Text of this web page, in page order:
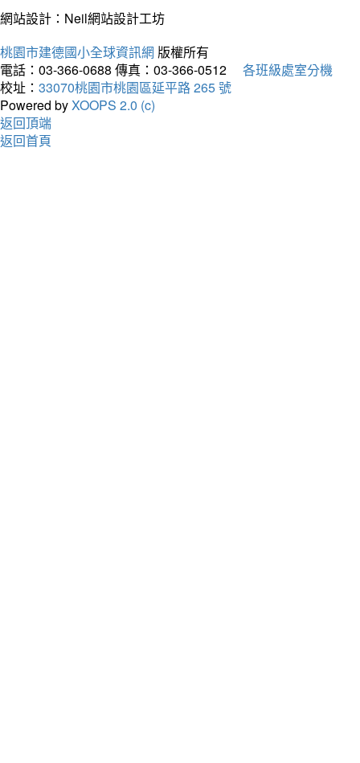
網站設計：Neil網站設計工坊
桃園市建德國小全球資訊網 版權所有
電話：03-366-0688 傳真：03-366-0512
各班級處室分機
校址： 33070桃園市桃園區延平路 265 號
Powered byXOOPS 2.0 (c)
返回頂端
返回首頁